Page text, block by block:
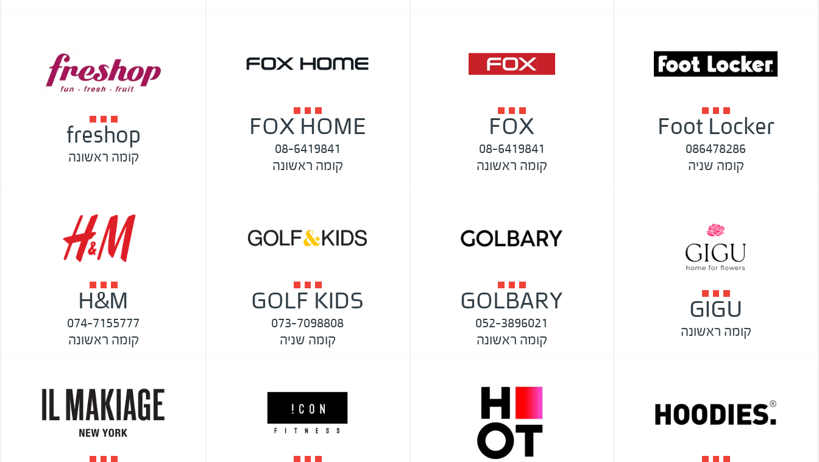
Foot Locker
086478286
קומה שניה
FOX
08-6419841
קומה ראשונה
FOX HOME
08-6419841
קומה ראשונה
freshop
קומה ראשונה
GIGU
קומה ראשונה
GOLBARY
052-3896021
קומה ראשונה
GOLF KIDS
073-7098808
קומה שניה
H&M
074-7155777
קומה ראשונה